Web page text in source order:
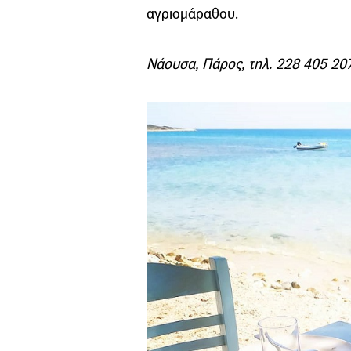
αγριομάραθου.
Νάουσα, Πάρος, τηλ. 228 405